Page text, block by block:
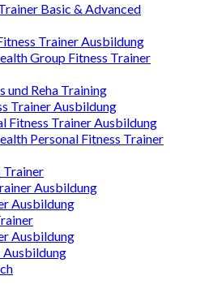
Basic & Advanced
Trainer Ausbildung
Group Fitness Trainer
und Reha Training
Trainer Ausbildung
Fitness Trainer Ausbildung
Personal Fitness Trainer
Trainer
Ausbildung
Ausbildung
Ausbildung
Ausbildung